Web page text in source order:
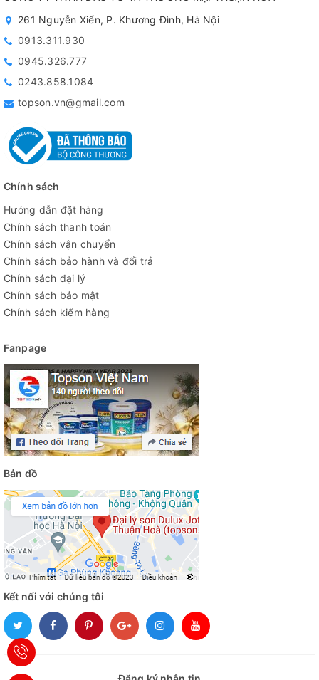
261 Nguyễn Xiển, P. Khương Đình, Hà Nội
0913.311.930
0945.326.777
0243.858.1084
topson.vn@gmail.com
Chính sách
Hướng dẫn đặt hàng
Chính sách thanh toán
Chính sách vận chuyển
Chính sách bảo hành và đổi trả
Chính sách đại lý
Chính sách bảo mật
Chính sách kiểm hàng
Fanpage
Bản đồ
Kết nối với chúng tôi